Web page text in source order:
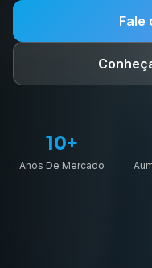
Fale
10+
Anos De Mercado